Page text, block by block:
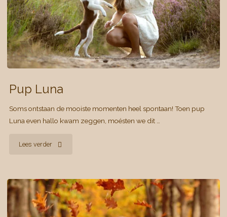
Pup Luna
Soms ontstaan de mooiste momenten heel spontaan! Toen pup
Luna even hallo kwam zeggen, moésten we dit …
Lees verder "Pup